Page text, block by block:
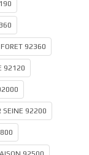
92360
92120
92200